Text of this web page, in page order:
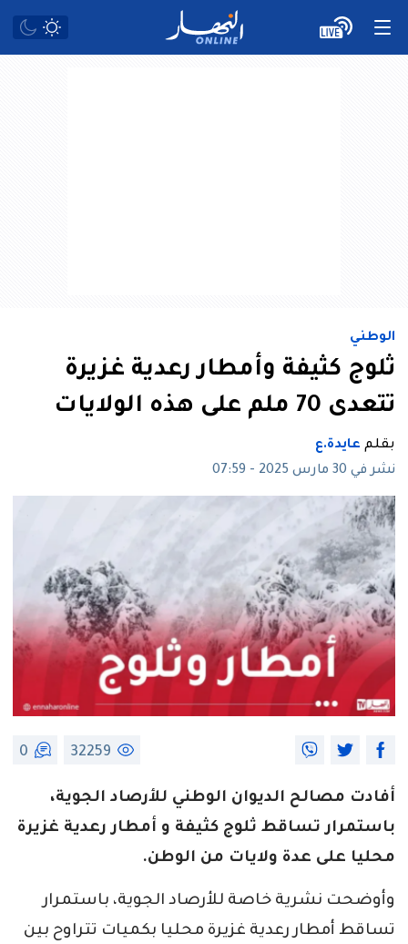
الوطني
ثلوج كثيفة وأمطار رعدية غزيرة
تتعدى 70 ملم على هذه الولايات
بقلم عايدة.ع
نشر في 30 مارس 2025 - 07:59
32259
0
أفادت مصالح الديوان الوطني للأرصاد الجوية،
باستمرار تساقط ثلوج كثيفة و أمطار رعدية غزيرة
محليا على عدة ولايات من الوطن.
وأوضحت نشرية خاصة للأرصاد الجوية، باستمرار
تساقط أمطار رعدية غزيرة محليا بكميات تتراوح بين